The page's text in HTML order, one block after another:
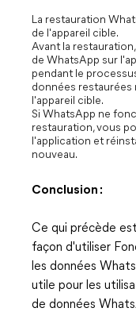
La restauration
de l'appareil cible.
Avant la
de WhatsApp sur
pendant le
données
l'appareil cible.
Si WhatsApp ne
restauration, vous
l'application et
nouveau.
Conclusion :
Ce qui précède
façon d'utiliser
les données
utile pour les
de données